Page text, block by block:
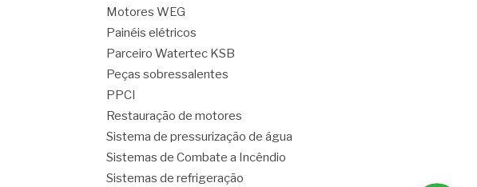
Motores WEG
Painéis elétricos
Parceiro Watertec KSB
Peças sobressalentes
PPCI
Restauração de motores
Sistema de pressurização de água
Sistemas de Combate a Incêndio
Sistemas de refrigeração